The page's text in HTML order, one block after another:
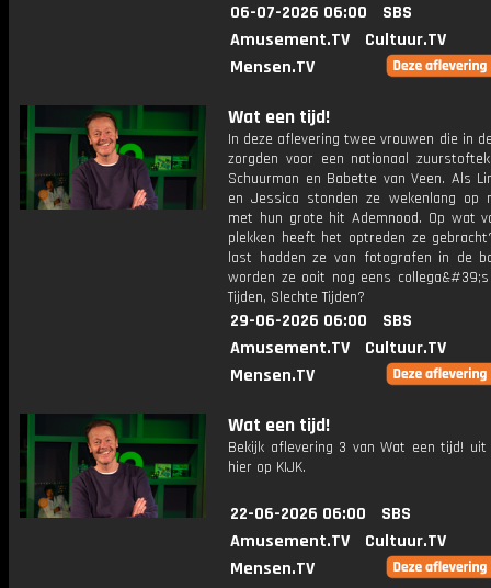
06-07-2026 06:00
SBS
Amusement.TV
Cultuur.TV
Mensen.TV
Wat een tijd!
In deze aflevering twee vrouwen die in
zorgden voor een nationaal
Schuurman en Babette van Veen. Als
en Jessica stonden ze wekenlang op
met hun grote hit Ademnood. Op wat
plekken heeft het optreden ze
last hadden ze van fotografen in de
worden ze ooit nog eens
Tijden, Slechte Tijden?
29-06-2026 06:00
SBS
Amusement.TV
Cultuur.TV
Mensen.TV
Wat een tijd!
Bekijk aflevering 3 van Wat een tijd! uit
hier op KIJK.
22-06-2026 06:00
SBS
Amusement.TV
Cultuur.TV
Mensen.TV